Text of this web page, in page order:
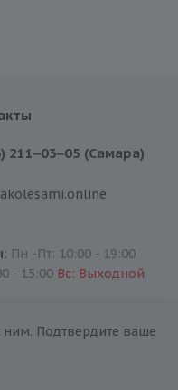
211‒03‒05 (Самара)
Пн -Пт: 10:00 - 19:00
- 15:00 Вс: Выходной
ним. Подтвердите ваше